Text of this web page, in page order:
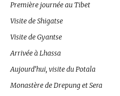
Première journée au Tibet
Visite de Shigatse
Visite de Gyantse
Arrivée à Lhassa
Aujourd’hui, visite du Potala
Monastère de Drepung et Sera